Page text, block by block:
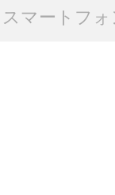
スマートフ